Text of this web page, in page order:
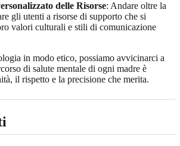
delle Risorse: Andare oltre la
gli utenti a risorse di supporto che si
valori culturali e stili di comunicazione
in modo etico, possiamo avvicinarci a
di salute mentale di ogni madre è
il rispetto e la precisione che merita.